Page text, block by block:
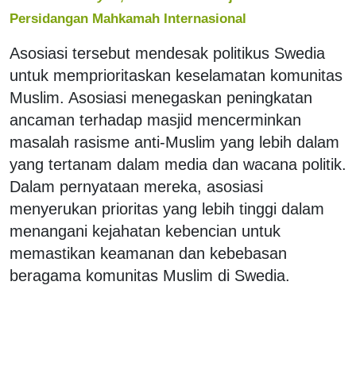
Persidangan Mahkamah Internasional
Asosiasi tersebut mendesak politikus Swedia
untuk memprioritaskan keselamatan komunitas
Muslim. Asosiasi menegaskan peningkatan
ancaman terhadap masjid mencerminkan
masalah rasisme anti-Muslim yang lebih dalam
yang tertanam dalam media dan wacana politik.
Dalam pernyataan mereka, asosiasi
menyerukan prioritas yang lebih tinggi dalam
menangani kejahatan kebencian untuk
memastikan keamanan dan kebebasan
beragama komunitas Muslim di Swedia.